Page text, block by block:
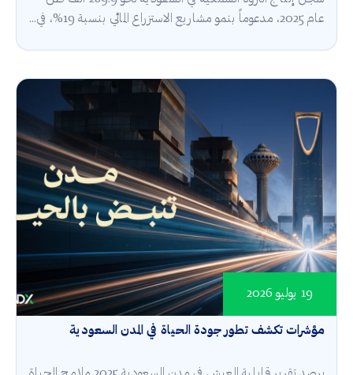
عام 2025، مدعوماً بنمو مشاريع الاستزراع المائي بنسبة 19%، في...
مؤشرات تكشف تطور جودة الحياة في المدن السعودية
19 يوليو 2026